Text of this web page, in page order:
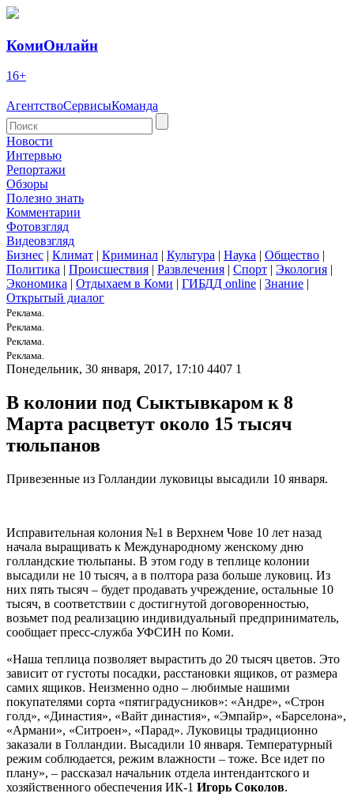
КомиОнлайн
16+
АгентствоСервисыКоманда
Новости
Интервью
Репортажи
Обзоры
Полезно знать
Комментарии
Фотовзгляд
Видеовзгляд
Бизнес | Климат | Криминал | Культура | Наука | Общество |
Политика | Происшествия | Развлечения | Спорт | Экология |
Экономика | Отдыхаем в Коми | ГИБДД online | Знание |
Открытый диалог
Реклама.
Реклама.
Реклама.
Реклама.
Понедельник, 30 января, 2017, 17:10 4407 1
В колонии под Сыктывкаром к 8
Марта расцветут около 15 тысяч
тюльпанов
Привезенные из Голландии луковицы высадили 10 января.
Исправительная колония №1 в Верхнем Чове 10 лет назад
начала выращивать к Международному женскому дню
голландские тюльпаны. В этом году в теплице колонии
высадили не 10 тысяч, а в полтора раза больше луковиц. Из
них пять тысяч – будет продавать учреждение, остальные 10
тысяч, в соответствии с достигнутой договоренностью,
возьмет под реализацию индивидуальный предприниматель,
сообщает пресс-служба УФСИН по Коми.
«Наша теплица позволяет вырастить до 20 тысяч цветов. Это
зависит от густоты посадки, расстановки ящиков, от размера
самих ящиков. Неизменно одно – любимые нашими
покупателями сорта «пятиградусников»: «Андре», «Строн
голд», «Династия», «Вайт династия», «Эмпайр», «Барселона»,
«Армани», «Ситроен», «Парад». Луковицы традиционно
заказали в Голландии. Высадили 10 января. Температурный
режим соблюдается, режим влажности – тоже. Все идет по
плану», – рассказал начальник отдела интендантского и
хозяйственного обеспечения ИК-1 Игорь Соколов.